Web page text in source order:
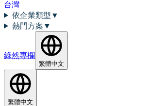
台灣
依企業類型 ▼
熱門方案 ▼
綠然專欄
繁體中文
繁體中文